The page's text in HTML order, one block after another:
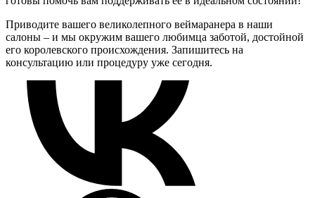
Приводите вашего великолепного веймаранера в наши
салоны – и мы окружим вашего любимца заботой, достойной
его королевского происхождения. Запишитесь на
консультацию или процедуру уже сегодня.